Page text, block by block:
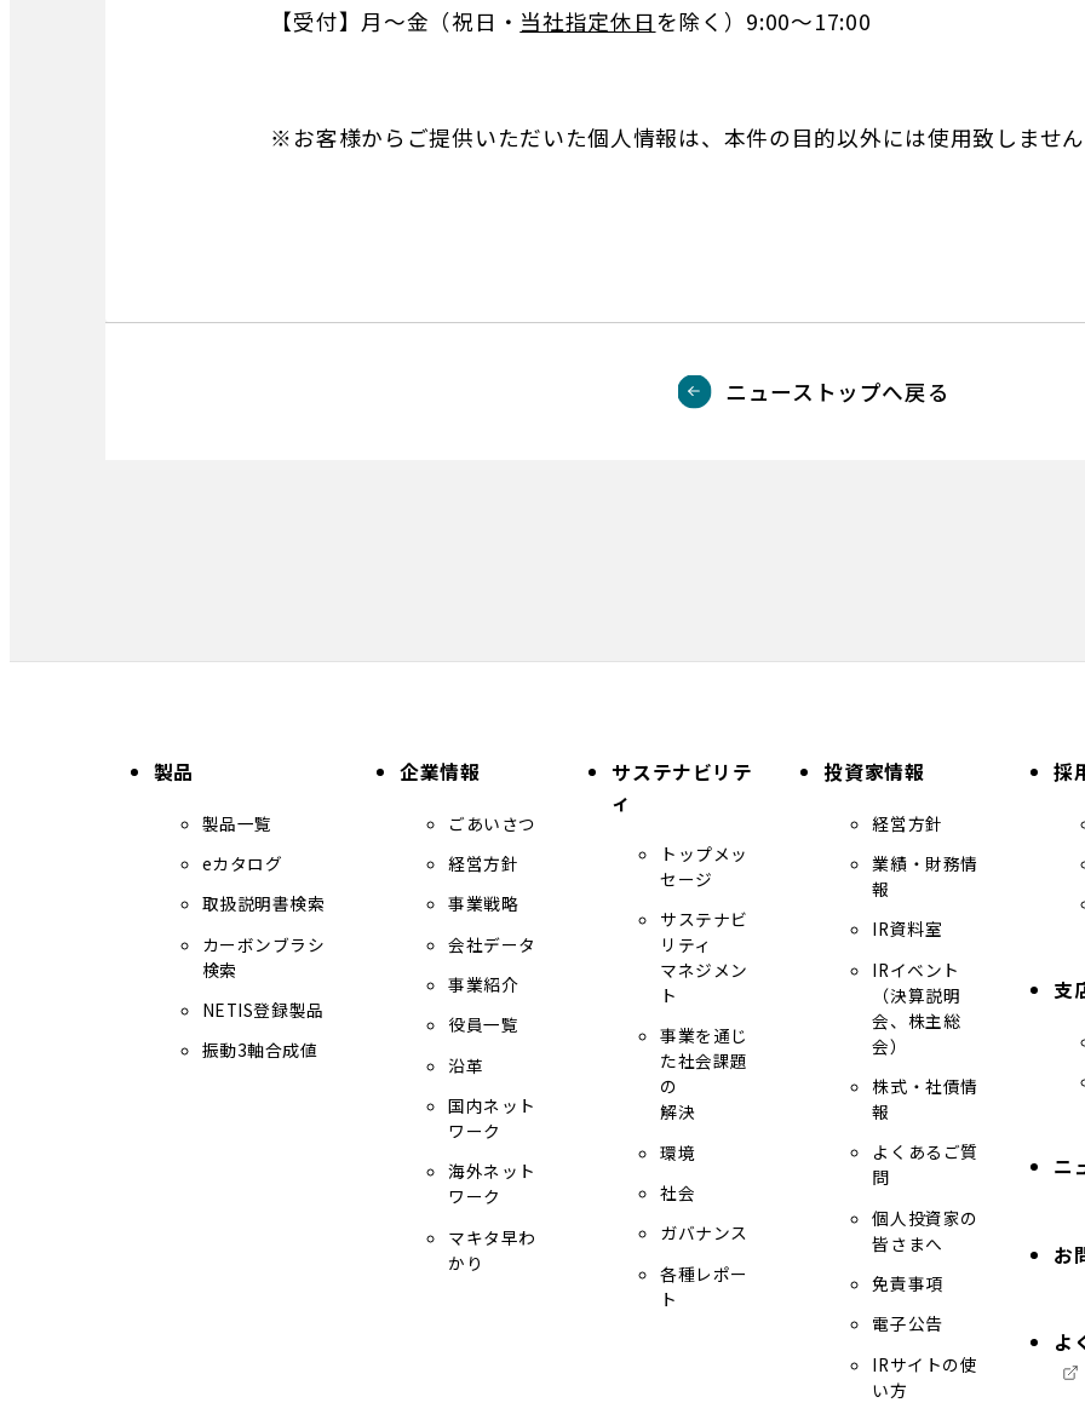
【受付】月〜金（祝日・ 当社指定休日を除く）9:00～17:00
※お客様からご提供いただいた個人情報は、本件の目的以外には使用致しませ
ニューストップへ戻る
製品
製品一覧
eカタログ
取扱説明書検索
カーボンブラシ
検索
NETIS登録製品
振動3軸合成値
企業情報
ごあいさつ
経営方針
事業戦略
会社データ
事業紹介
役員一覧
沿革
国内ネット
ワーク
海外ネット
ワーク
マキタ早わ
かり
サステナビリテ
ィ
トップメッ
セージ
サステナビ
リティ
マネジメン
ト
事業を通じ
た社会課題
の
解決
環境
社会
ガバナンス
各種レポー
ト
投資家情報
経営方針
業績・財務情
報
IR資料室
IRイベント
（決算説明
会、株主総
会）
株式・社債情
報
よくあるご質
問
個人投資家の
皆さまへ
免責事項
電子公告
IRサイトの使
い方
外
ウ
開
す
採
支
ニ
お
外
部
よ